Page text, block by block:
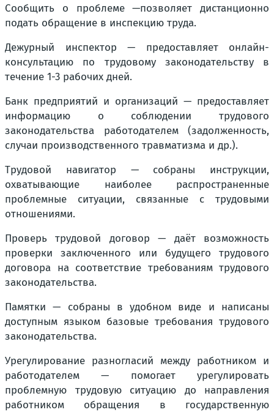
Сообщить о проблеме —позволяет дистанционно
подать обращение в инспекцию труда.
Дежурный инспектор — предоставляет онлайн-
консультацию по трудовому законодательству в
течение 1-3 рабочих дней.
Банк предприятий и организаций — предоставляет
информацию о соблюдении трудового
законодательства работодателем (задолженность,
случаи производственного травматизма и др.).
Трудовой навигатор — собраны инструкции,
охватывающие наиболее распространенные
проблемные ситуации, связанные с трудовыми
отношениями.
Проверь трудовой договор — даёт возможность
проверки заключенного или будущего трудового
договора на соответствие требованиям трудового
законодательства.
Памятки — собраны в удобном виде и написаны
доступным языком базовые требования трудового
законодательства.
Урегулирование разногласий между работником и
работодателем — помогает урегулировать
проблемную трудовую ситуацию до направления
работником обращения в государственную